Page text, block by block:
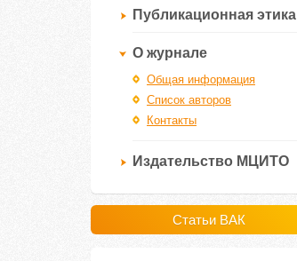
Публикационная этика
О журнале
Общая информация
Список авторов
Контакты
Издательство МЦИТО
Статьи ВАК